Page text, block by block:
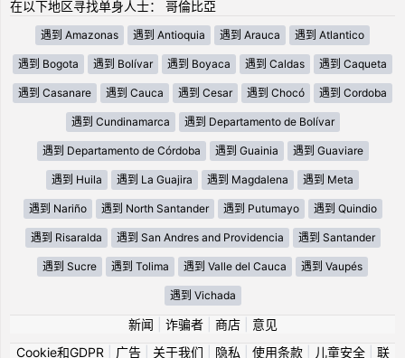
在以下地区寻找单身人士： 哥倫比亞
遇到 Amazonas 遇到 Antioquia 遇到 Arauca 遇到 Atlantico
遇到 Bogota 遇到 Bolívar 遇到 Boyaca 遇到 Caldas 遇到 Caqueta
遇到 Casanare 遇到 Cauca 遇到 Cesar 遇到 Chocó 遇到 Cordoba
遇到 Cundinamarca 遇到 Departamento de Bolívar
遇到 Departamento de Córdoba 遇到 Guainia 遇到 Guaviare
遇到 Huila 遇到 La Guajira 遇到 Magdalena 遇到 Meta
遇到 Nariño 遇到 North Santander 遇到 Putumayo 遇到 Quindio
遇到 Risaralda 遇到 San Andres and Providencia 遇到 Santander
遇到 Sucre 遇到 Tolima 遇到 Valle del Cauca 遇到 Vaupés
遇到 Vichada
新闻 诈骗者| 商店| 意见
Cookie和GDPR
广告| 关于我们 隐私 使用条款| 儿童安全| 联